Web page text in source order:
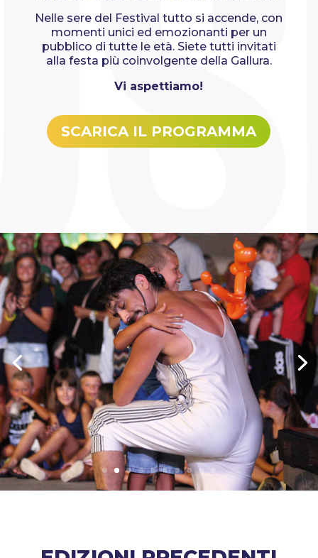
Nelle sere del Festival tutto si accende, con
momenti unici ed emozionanti per un
pubblico di tutte le età. Siete tutti invitati
alla festa più coinvolgente della Gallura.
Vi aspettiamo!
SCARICA IL PROGRAMMA